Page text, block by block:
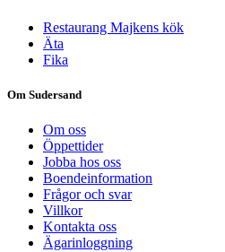
Restaurang Majkens kök
Äta
Fika
Om Sudersand
Om oss
Öppettider
Jobba hos oss
Boendeinformation
Frågor och svar
Villkor
Kontakta oss
Ägarinloggning